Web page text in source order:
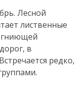
Лесной
лиственные
гниющей
в
редко,